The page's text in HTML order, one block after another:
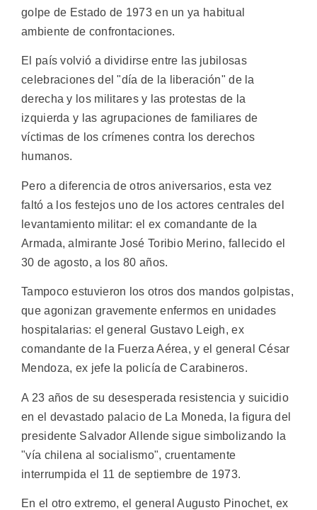
golpe de Estado de 1973 en un ya habitual
ambiente de confrontaciones.
El país volvió a dividirse entre las jubilosas
celebraciones del "día de la liberación" de la
derecha y los militares y las protestas de la
izquierda y las agrupaciones de familiares de
víctimas de los crímenes contra los derechos
humanos.
Pero a diferencia de otros aniversarios, esta vez
faltó a los festejos uno de los actores centrales del
levantamiento militar: el ex comandante de la
Armada, almirante José Toribio Merino, fallecido el
30 de agosto, a los 80 años.
Tampoco estuvieron los otros dos mandos golpistas,
que agonizan gravemente enfermos en unidades
hospitalarias: el general Gustavo Leigh, ex
comandante de la Fuerza Aérea, y el general César
Mendoza, ex jefe la policía de Carabineros.
A 23 años de su desesperada resistencia y suicidio
en el devastado palacio de La Moneda, la figura del
presidente Salvador Allende sigue simbolizando la
"vía chilena al socialismo", cruentamente
interrumpida el 11 de septiembre de 1973.
En el otro extremo, el general Augusto Pinochet, ex